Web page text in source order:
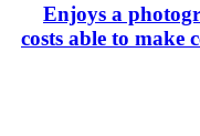
Enjoys a
costs able to make